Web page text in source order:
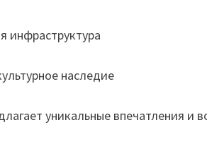
инфраструктура
наследие
уникальные впечатления и